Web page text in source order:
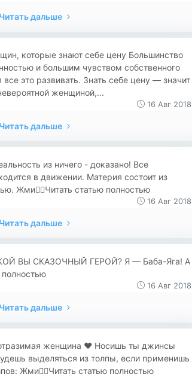
Читать дальше
которые знают себе цену Большинство
и большим чувством собственного
это развивать. Знать себе цену — значит
женщиной,...
16 Авг 2018
Читать дальше
из ничего - доказано! Все
в движении. Материя состоит из
Жми👉🏻Читать статью полностью
16 Авг 2018
Читать дальше
ВЫ СКАЗОЧНЫЙ ГЕРОЙ? Я — Баба-Яга! А
полностью
16 Авг 2018
Читать дальше
женщина ❤️ Носишь ты джинсы
выделяться из толпы, если применишь
Жми👉🏻Читать статью полностью